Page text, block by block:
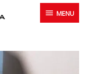
MENU
MENU